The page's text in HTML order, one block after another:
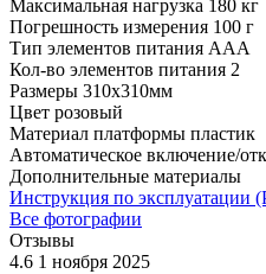
Максимальная нагрузка 180 кг
Погрешность измерения 100 г
Тип элементов питания AAA
Кол-во элементов питания 2
Размеры 310x310мм
Цвет розовый
Материал платформы пластик
Автоматическое включение/
Дополнительные материалы
Инструкция по эксплуатации
Все фотографии
Отзывы
4.6 1 ноября 2025